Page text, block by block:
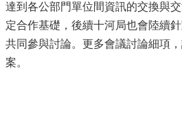
達到各公部門單位間資訊的交換與
定合作基礎，後續十河局也會陸續
共同參與討論。更多會議討論細項
案。